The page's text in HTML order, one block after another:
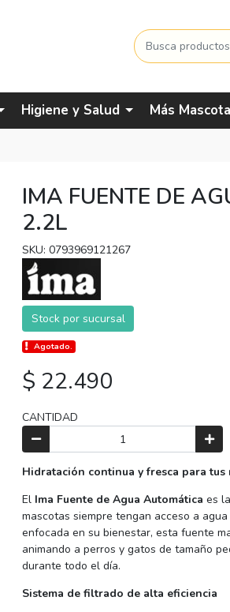
Higiene y Salud Más
IMA FUENTE DE
2.2L
SKU: 0793969121267
Stock por sucursal
Agotado.
$ 22.490
CANTIDAD
Hidratación continua y fresca para tus
El Ima Fuente de Agua Automática es
mascotas siempre tengan acceso a
enfocada en su bienestar, esta fuente
animando a perros y gatos de tamaño
durante todo el día.
Sistema de filtrado de alta eficiencia